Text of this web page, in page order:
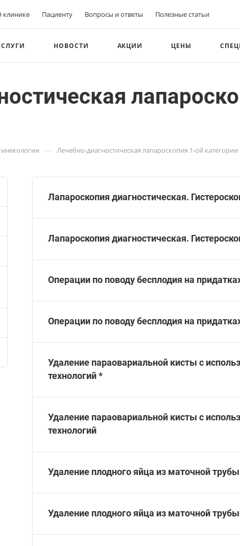
клинике Пациенту Вопросы и ответы Полезные статьи
НОВОСТИ АКЦИИ ЦЕНЫ
— Лечебно-диагностическая лапароскопия 1-ой
Лапароскопия диагностическая.
Лапароскопия диагностическая.
Операции по поводу бесплодия на
Операции по поводу бесплодия на
Удаление параовариальной кисты с
технологий *
Удаление параовариальной кисты с
технологий
Удаление плодного яйца из маточной
Удаление плодного яйца из маточной